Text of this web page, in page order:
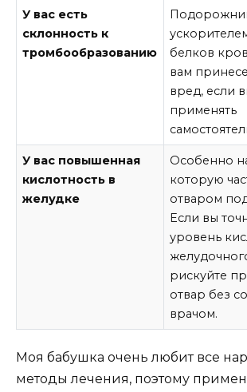
У вас есть
склонность к
тромбообразованию
белков
вам
вред, если
применять
У вас повышенная
кислотность в
желудке
Особенно
которую
отваром
Если вы
уровень
рискуйте
отвар без
врачом.
Моя бабушка очень любит все
методы лечения, поэтому